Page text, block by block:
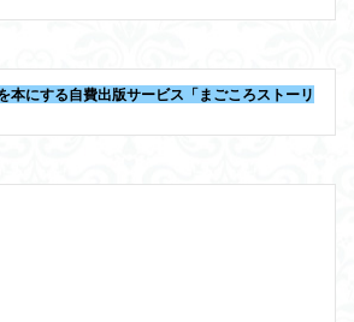
本にする自費出版サービス「まごころストーリ